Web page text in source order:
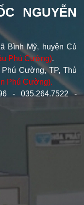
NGUYỄN
Bình Mỹ, huyện Củ
Phú Cường).
Cường, TP, Thủ
Phú Cường).
- 035.264.7522 -